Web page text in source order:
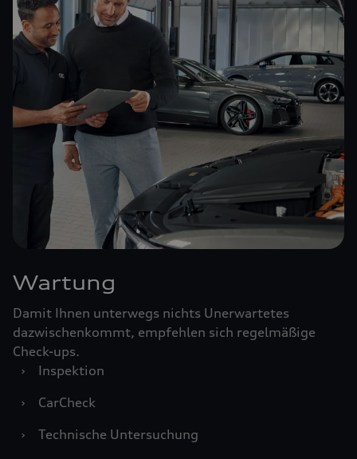
Wartung
Damit Ihnen unterwegs nichts Unerwartetes
dazwischenkommt, empfehlen sich regelmäßige
Check-ups.
›
Inspektion
›
CarCheck
›
Technische Untersuchung